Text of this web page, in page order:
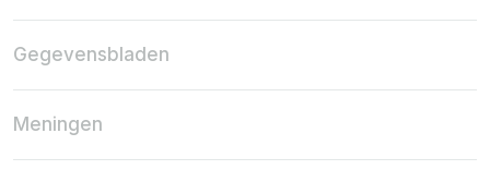
Gegevensbladen
Meningen